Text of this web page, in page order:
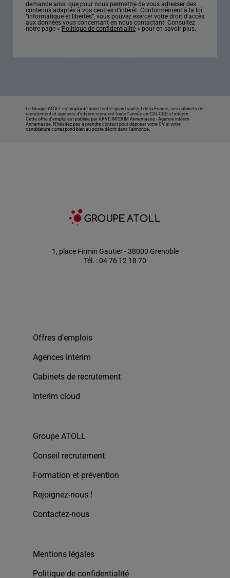
demande ainsi que pour nous permettre de vous adresser des
contenus adaptés à vos centres d’intérêt. Conformément à la loi
“informatique et libertés”, vous pouvez exercer votre droit d’accès
aux données vous concernant en nous contactant. Consultez
notre page « Politique de confidentialité » pour en savoir plus.
Le Groupe ATOLL est implanté dans tout le grand sud-est de la France, ses cabinets de
recrutement et agences d’intérim recrutent toute l’année en CDI, CDD et intérim.
Cette offre d’emploi est publiée par ARVE INTERIM Annemasse -Agence intérim
Annemasse. N’hésitez pas à prendre contact pour déposer votre CV si votre
candidature correspond bien au poste décrit dans l'annonce.
1, place Firmin Gautier - 38000 Grenoble
Tél. : 04 76 12 18 70
Offres d’emplois
Agences intérim
Cabinets de recrutement
Interim cloud
Groupe ATOLL
Conseil recrutement
Formation et prévention
Rejoignez-nous !
Contactez-nous
Mentions légales
Politique de confidentialité